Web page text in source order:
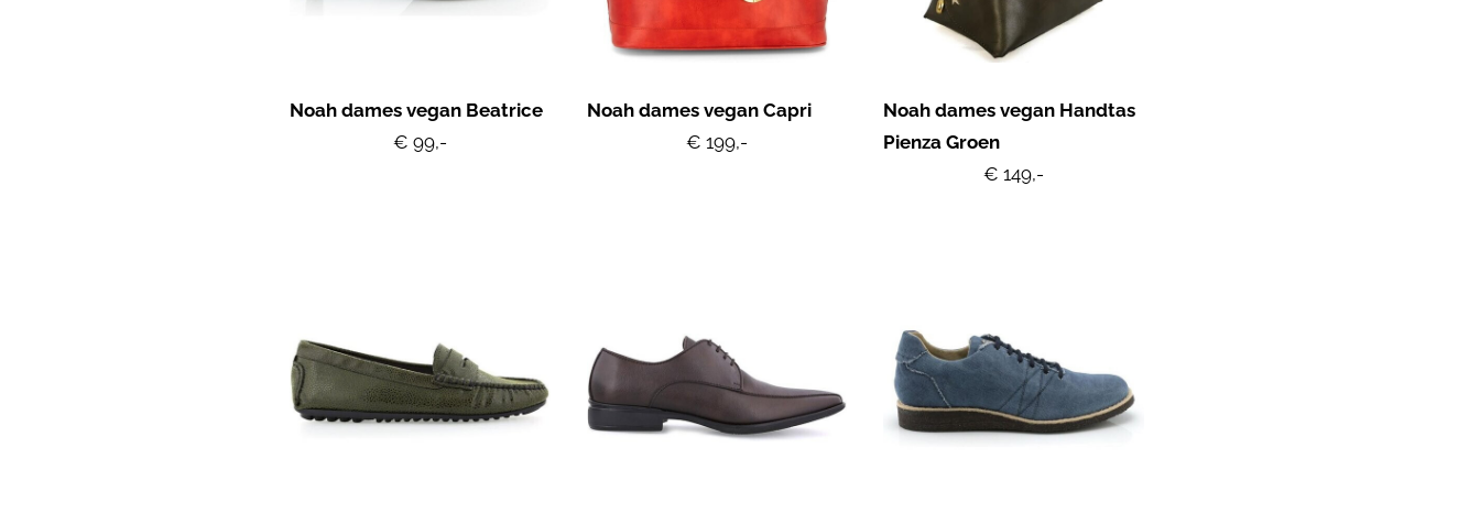
Noah dames vegan Beatrice
€ 99,-
Noah dames vegan Capri
€ 199,-
Noah dames vegan Handtas
Pienza Groen
€ 149,-